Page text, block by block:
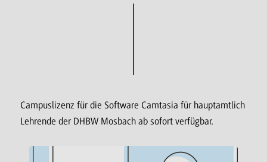
Campuslizenz für die Software Camtasia für hauptamtlich
Lehrende der DHBW Mosbach ab sofort verfügbar.